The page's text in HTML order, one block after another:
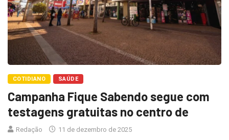
COTIDIANO SAÚDE
Campanha Fique Sabendo segue com
testagens gratuitas no centro de
Redação 11 de dezembro de 2025